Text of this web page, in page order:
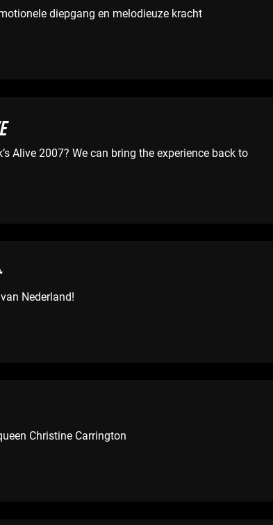
diepgang en melodieuze kracht
Alive 2007? We can bring the experience back to
Nederland!
Christine Carrington